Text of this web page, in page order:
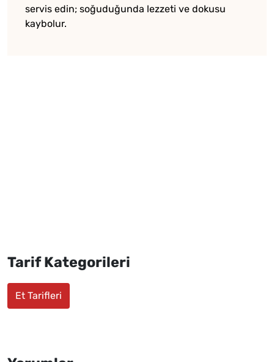
servis edin; soğuduğunda lezzeti ve dokusu
kaybolur.
Tarif Kategorileri
Et Tarifleri